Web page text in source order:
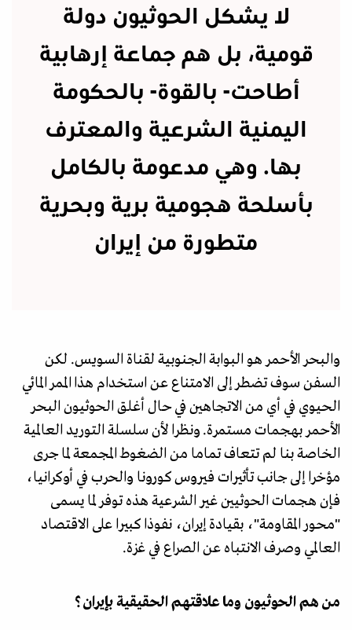
لا يشكل الحوثيون دولة
قومية، بل هم جماعة إرهابية
أطاحت- بالقوة- بالحكومة
اليمنية الشرعية والمعترف
بها. وهي مدعومة بالكامل
بأسلحة هجومية برية وبحرية
متطورة من إيران
والبحر الأحمر هو البوابة الجنوبية لقناة السويس. لكن
السفن سوف تضطر إلى الامتناع عن استخدام هذا الممر المائي
الحيوي في أي من الاتجاهين في حال أغلق الحوثيون البحر
الأحمر بهجمات مستمرة. ونظرا لأن سلسلة التوريد العالمية
الخاصة بنا لم تتعاف تماما من الضغوط المجمعة لما جرى
مؤخرا إلى جانب تأثيرات فيروس كورونا والحرب في أوكرانيا،
فإن هجمات الحوثيين غير الشرعية هذه توفر لما يسمى
"محور المقاومة"، بقيادة إيران، نفوذا كبيرا على الاقتصاد
العالمي وصرف الانتباه عن الصراع في غزة.
من هم الحوثيون وما علاقتهم الحقيقية بإيران؟